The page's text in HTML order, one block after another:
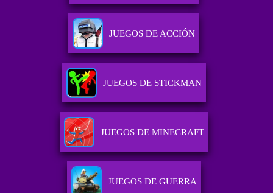
JUEGOS DE ACCIÓN
JUEGOS DE STICKMAN
JUEGOS DE MINECRAFT
JUEGOS DE GUERRA